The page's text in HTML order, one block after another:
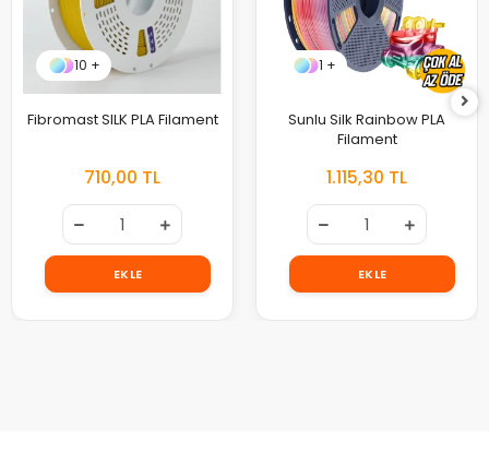
10 +
Fibromast SILK PLA Filament
710,00 TL
EKLE
1 +
Sunlu Silk Rainbow PLA
Filament
1.115,30 TL
EKLE